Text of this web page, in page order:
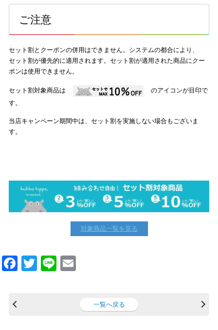
ご注意
セット割とクーポンの併用はできません。システムの都合により、
セット割が優先的に適用されます。セット割が適用された商品にクー
ポンは使用できません。
セット割対象商品は
のアイコンが目印で
す。
当店キャンペーン期間中は、セット割を実施しない場合もございま
す。
対象商品一覧を見る
F
T
Li
一覧へ戻る